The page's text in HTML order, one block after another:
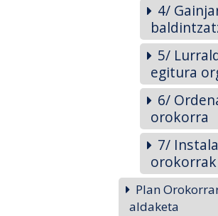
4/
5/
egitura
6/
orokorra
7/
orokorrak
Plan
aldaketa